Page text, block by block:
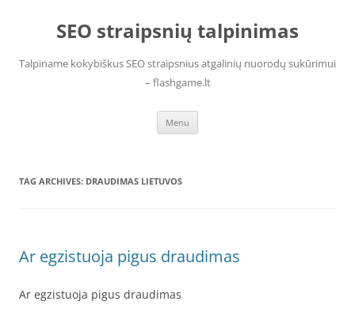
contentSEO straipsnių talpinimas
Talpiname kokybiškus SEO straipsnius atgalinių nuorodų sukūrimui
– flashgame.lt
Menu
TAG ARCHIVES: DRAUDIMAS LIETUVOS
Ar egzistuoja pigus draudimas
Ar egzistuoja pigus draudimas